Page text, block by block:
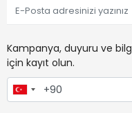
Kampanya, duyuru ve
için kayıt olun.